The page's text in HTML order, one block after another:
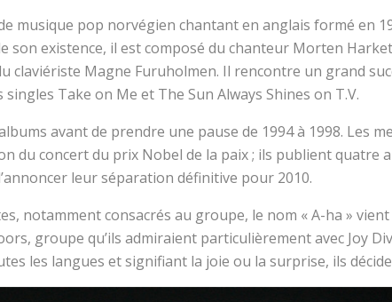
musique pop norvégien chantant en anglais formé en
son existence, il est composé du chanteur Morten
claviériste Magne Furuholmen. Il rencontre un grand
singles Take on Me et The Sun Always Shines on T.V.
avant de prendre une pause de 1994 à 1998. Les
du concert du prix Nobel de la paix ; ils publient quatre
leur séparation définitive pour 2010.
notamment consacrés au groupe, le nom « A-ha » vient
groupe qu’ils admiraient particulièrement avec Joy
les langues et signifiant la joie ou la surprise, ils